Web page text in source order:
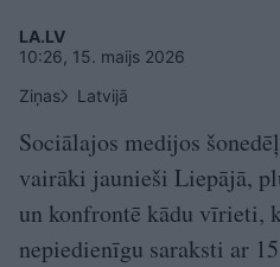
LA.LV
10:26, 15. maijs 2026
Ziņas
Latvijā
Sociālajos medijos
vairāki jaunieši Liepājā,
un konfrontē kādu vīrieti,
nepiedienīgu saraksti ar